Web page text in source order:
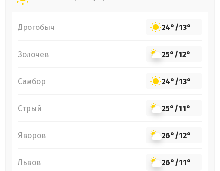
Дрогобыч 24°/13°
Золочев 25°/12°
Самбор 24°/13°
Стрый 25°/11°
Яворов 26°/12°
Львов 26°/11°